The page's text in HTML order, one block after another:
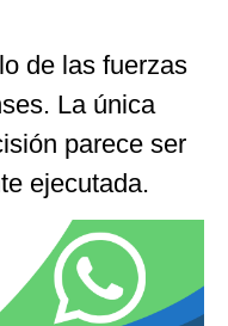
de las fuerzas
La única
parece ser
ejecutada.